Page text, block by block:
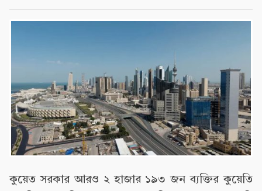
কুয়েত সরকার আরও ২ হাজার ১৯৩ জন ব্যক্তির কুয়েতি